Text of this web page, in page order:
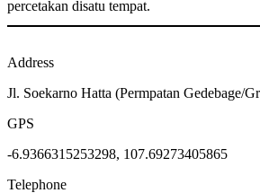
percetakan disatu tempat.
Address
Jl. Soekarno Hatta (Permpatan Gedebage/
GPS
-6.9366315253298, 107.69273405865
Telephone